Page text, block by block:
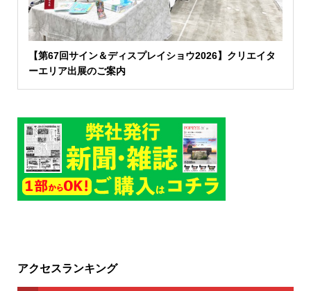
【第67回サイン＆ディスプレイショウ2026】クリエイタ
ーエリア出展のご案内
アクセスランキング